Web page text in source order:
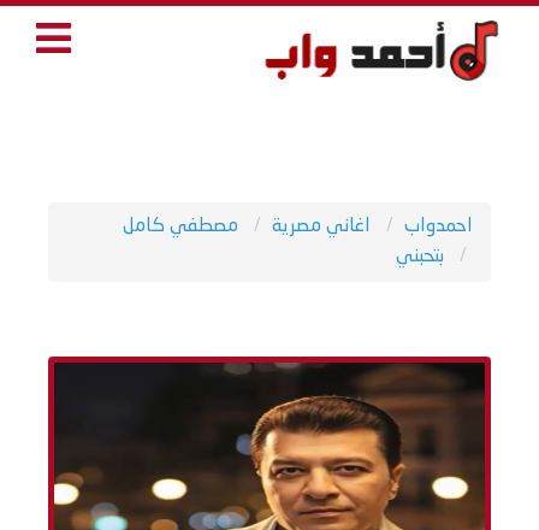
احمدواب اغاني مصرية
مصطفي كامل
بتحبني